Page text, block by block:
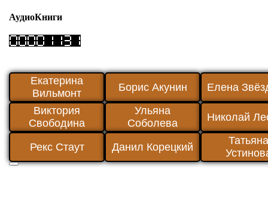
АудиоКниги
Екатерина
Вильмонт
Борис Акунин
Елена
Виктория
Свободина
Ульяна
Соболева
Николай
Рекс Стаут Данил Корецкий
Татьяна